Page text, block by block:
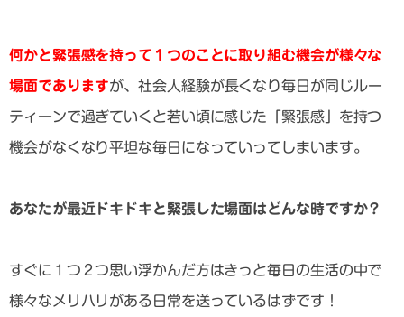
何かと緊張感を持って１つのことに取り組む機会が様々な
場面でありますが、社会人経験が長くなり毎日が同じルー
ティーンで過ぎていくと若い頃に感じた「緊張感」を持つ
機会がなくなり平坦な毎日になっていってしまいます。
あなたが最近ドキドキと緊張した場面はどんな時ですか？
すぐに１つ２つ思い浮かんだ方はきっと毎日の生活の中で
様々なメリハリがある日常を送っているはずです！